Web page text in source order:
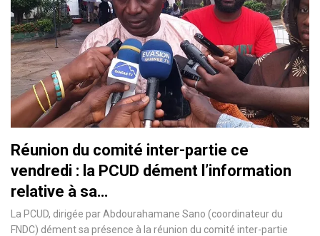
Réunion du comité inter-partie ce
vendredi : la PCUD dément l’information
relative à sa…
La PCUD, dirigée par Abdourahamane Sano (coordinateur du
FNDC) dément sa présence à la réunion du comité inter-partie